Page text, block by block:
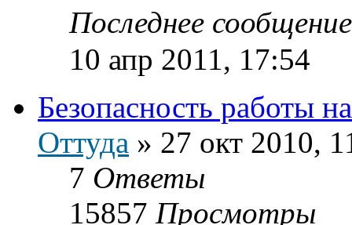
Последнее
10 апр 2011, 17:54
Безопасность работы
Оттуда » 27 окт 2010,
7 Ответы
15857 Просмотры